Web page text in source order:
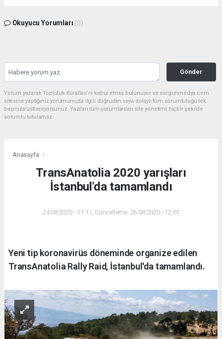
Okuyucu Yorumları (0)
Gönder
Yorum yazarak Topluluk Kuralları’nı kabul etmiş bulunuyor ve sorgunmedya.com
sitesine yaptığınız yorumunuzla ilgili doğrudan veya dolaylı tüm sorumluluğu tek
başınıza üstleniyorsunuz. Yazılan tüm yorumlardan site yönetimi hiçbir şekilde
sorumlu tutulamaz.
Anasayfa
TransAnatolia 2020 yarışları
İstanbul'da tamamlandı
24.08.2020 - 11:11, Güncelleme: 26.08.2020 - 12:07
Yeni tip koronavirüs döneminde organize edilen
TransAnatolia Rally Raid, İstanbul'da tamamlandı.